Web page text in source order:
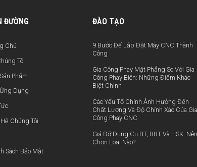
ĐƯỜNG
Chủ
Tôi
Phẩm
Dụng
Chúng Tôi
Sách Bảo Mật
ĐÀO TẠO
9 Bước Để Lắp Đặt Máy CNC Thành
Công
Gia Công Phay Mặt Phẳng So Với Gia
Công Phay Biên: Những Điểm Khác
Biệt Chính
Các Yếu Tố Chính Ảnh Hưởng Đến
Chất Lượng Và Độ Chính Xác Của Gia
Công Phay CNC
Giá Đỡ Dụng Cụ BT, BBT Và HSK: Nên
Chọn Loại Nào?